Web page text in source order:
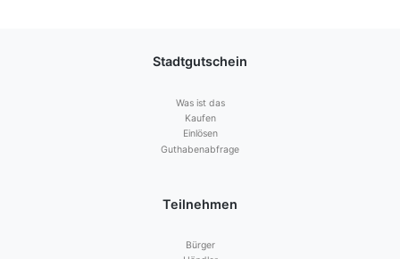
Stadtgutschein
Was ist das
Kaufen
Einlösen
Guthabenabfrage
Teilnehmen
Bürger